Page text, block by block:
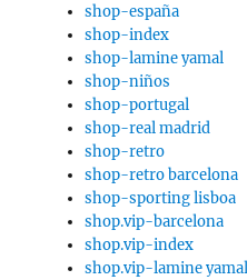
shop-españa
shop-index
shop-lamine yamal
shop-niños
shop-portugal
shop-real madrid
shop-retro
shop-retro barcelona
shop-sporting lisboa
shop.vip-barcelona
shop.vip-index
shop.vip-lamine yamal